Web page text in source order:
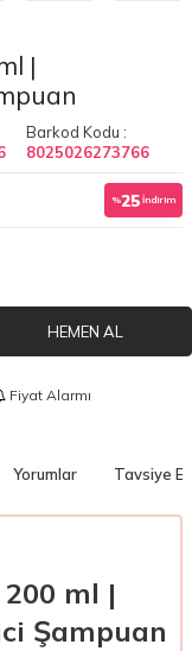
|
Barkod Kodu :
8025026273766
%25 İndirim
HEMEN AL
Fiyat Alarmı
Yorumlar Tavsiye Et
ml |
Şampuan